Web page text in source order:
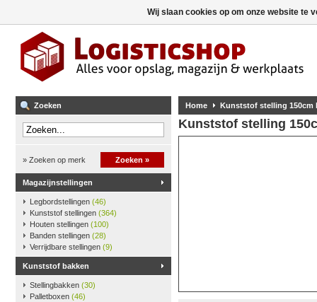
Zoeken
» Zoeken op merk Zoeken »
Magazijnstellingen
Legbordstellingen (46)
Kunststof stellingen (364)
Houten stellingen (100)
Banden stellingen (28)
Verrijdbare stellingen (9)
Kunststof bakken
Stellingbakken (30)
Palletboxen (46)
Home Kunststof stelling 150cm
Kunststof stelling
Wij slaan cookies op om onze website te